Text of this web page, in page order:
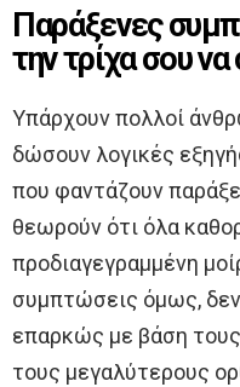
Παράξενες
την τρίχα σου
Υπάρχουν πολλοί
δώσουν λογικές
που φαντάζουν
θεωρούν ότι όλα
προδιαγεγραμμένη
συμπτώσεις όμως,
επαρκώς με βάση
τους μεγαλύτερους